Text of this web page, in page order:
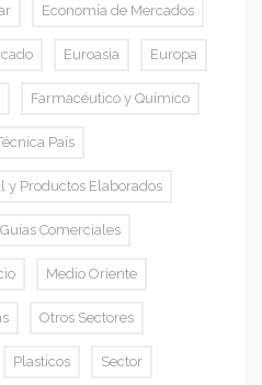
Economía de Mercados
Euroasia Europa
Farmacéutico y Químico
País
y Productos Elaborados
Guías Comerciales
Medio Oriente
Otros Sectores
Plasticos Sector